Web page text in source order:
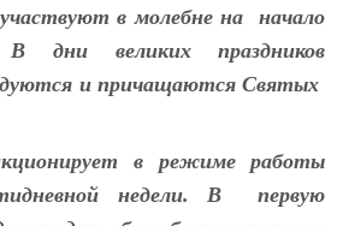
в молебне на начало
В дни великих праздников
и причащаются Святых
в режиме работы
недели. В первую